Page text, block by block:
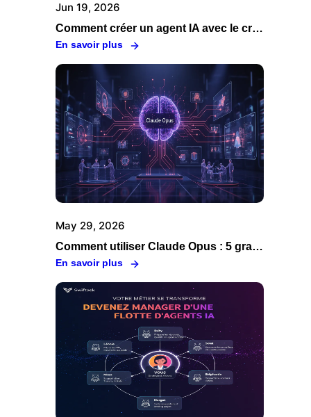
Jun 19, 2026
Comment créer un agent IA avec le créateur d'agent Swiftask
En savoir plus
May 29, 2026
Comment utiliser Claude Opus : 5 grandes raisons de passer par Swiftask
En savoir plus